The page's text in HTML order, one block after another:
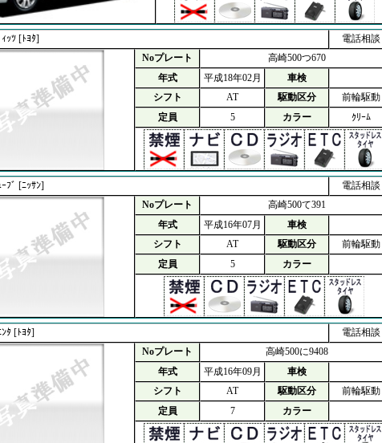
ｨｯﾂ [ﾄﾖﾀ]
電話相談
Noプレート
高崎500つ670
年式
平成18年02月
車検
シフト
AT 駆動区分
前輪駆動
定員
5 カラー ｸﾘｰﾑ
ｰﾌﾞ [ﾆｯｻﾝ]
電話相談
Noプレート
高崎500て391
年式
平成16年07月
車検
シフト
AT 駆動区分
前輪駆動
定員
5 カラー
ﾝﾀ [ﾄﾖﾀ]
電話相談
Noプレート
高崎500に9408
年式
平成16年09月
車検
シフト
AT 駆動区分
前輪駆動
定員
7 カラー